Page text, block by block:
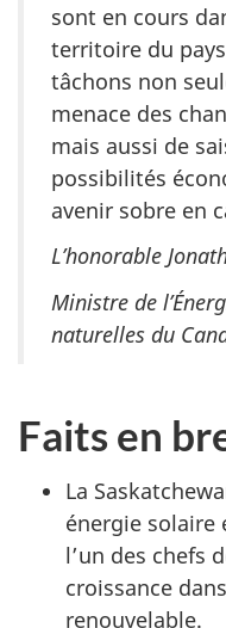
sont en cours
territoire du
tâchons non
menace des
mais aussi de
possibilités
avenir sobre en
L’honorable
Ministre de
naturelles du
Faits en
La
énergie solaire
l’un des chefs
croissance
renouvelable.